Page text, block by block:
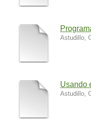
Astudillo,
Usando
Astudillo,